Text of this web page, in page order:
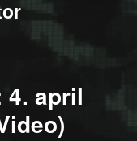
4. april